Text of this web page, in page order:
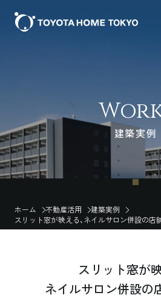
建築実例
ホーム 不動産活用
建築実例
スリット窓が映える、ネイルサロン併設の店
スリット窓が
ネイルサロン併設の